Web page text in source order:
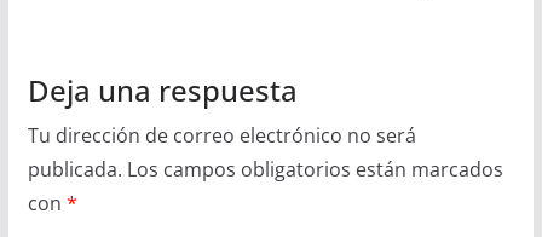
Deja una respuesta
Tu dirección de correo electrónico no será
publicada. Los campos obligatorios están marcados
con *